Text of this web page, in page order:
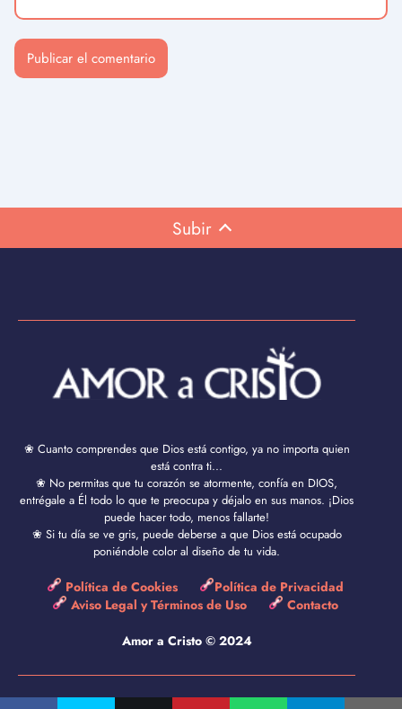
Subir
❀ Cuanto comprendes que Dios está contigo, ya no importa quien
está contra ti...
❀ No permitas que tu corazón se atormente, confía en DIOS,
entrégale a Él todo lo que te preocupa y déjalo en sus manos. ¡Dios
puede hacer todo, menos fallarte!
❀ Si tu día se ve gris, puede deberse a que Dios está ocupado
poniéndole color al diseño de tu vida.
Política de Cookies
Política de Privacidad
Aviso Legal y Términos de Uso
Contacto
Amor a Cristo © 2024